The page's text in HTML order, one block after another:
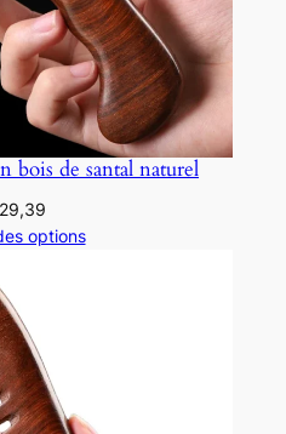
bois de santal naturel
29,39
options